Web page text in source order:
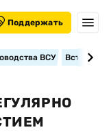
Поддержать
ВСУ